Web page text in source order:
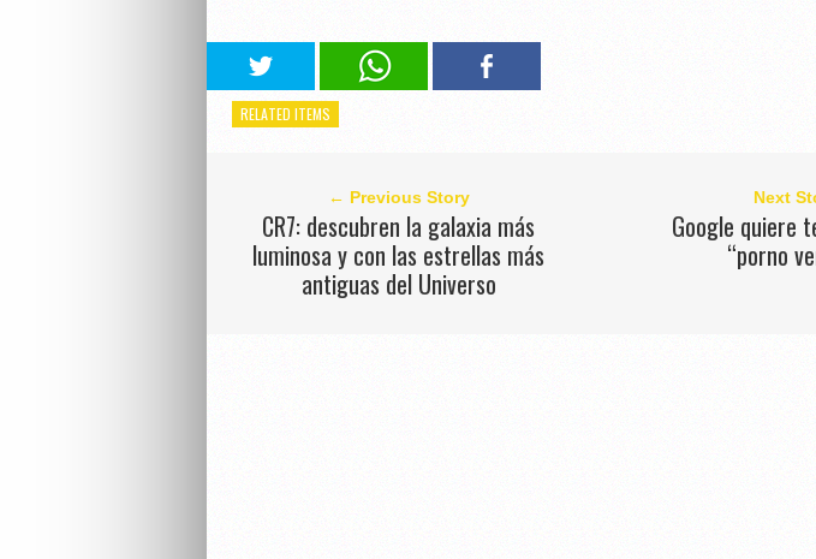
RELATED ITEMS
← Previous Story
CR7: descubren la galaxia más
luminosa y con las estrellas más
antiguas del Universo
Next
Google quiere
“porno